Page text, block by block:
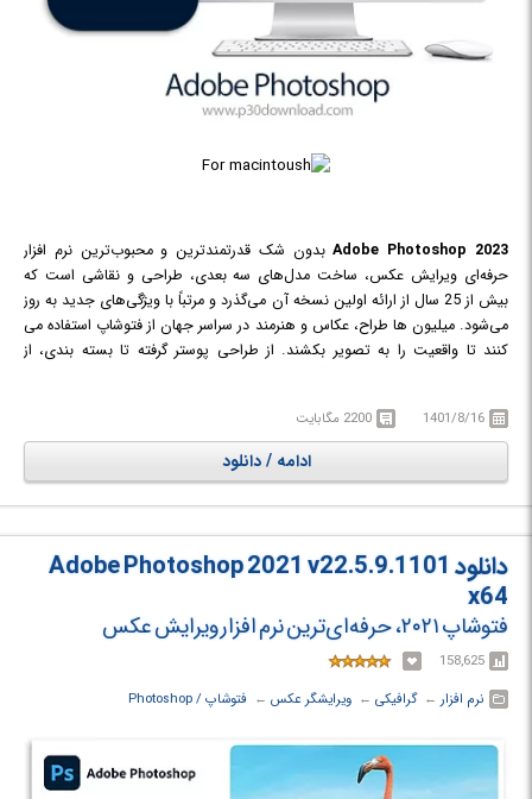
Adobe Photoshop 2023بدون شک قدرتمندترین و محبوب‌ترین نرم افزار
حرفه‌ای ویرایش عکس، ساخت مدل‌های سه بعدی، طراحی و نقاشی است که
بیش از 25 سال از ارائه اولین نسخه آن می‌گذرد و مرتباً با ویژگی‌های جدید به روز
می‌شود. میلیون ها طراح، عکاس و هنرمند در سراسر جهان از فتوشاپ استفاده می
کنند تا واقعیت را به تصویر بکشند. از طراحی پوستر گرفته تا بسته بندی، از
حرکت نگه می دارد. با استفاده از ابزارهای بصری و تنظیمات و ابزارها، حتی
مبتدی ها می توانند گرافیک های شگفت انگیزی را ایجاد کنند.
در این نرم افزار امکاناتی چون بهبود نقاشی سه بعدی، ابزارهای کامل‌تری برای
ویرایش تصویر، ابزارهای انتخاب تصویر بهتر، بزرگنمایی عکس با کمترین افت
جدید دیگر قرار داده شده است.
1401/8/16 2200 مگابایت
ادامه / دانلود
دانلود Adobe Photoshop 2021 v22.5.9.1101
x64
فتوشاپ ۲۰۲۱، حرفه‌ای‌ترین نرم افزار ویرایش عکس
158,625
نرم افزار ← ‏گرافیکی ← ‏ ویرایشگر عکس ← ‏ فتوشاپ / Photoshop